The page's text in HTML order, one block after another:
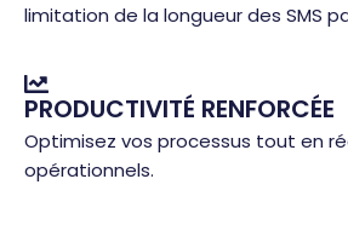
limitation de la longueur des SMS
PRODUCTIVITÉ RENFORCÉE
Optimisez vos processus tout en
opérationnels.